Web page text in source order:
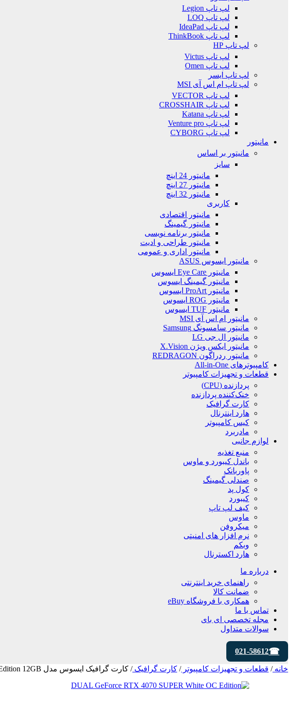
لپ تاپ Legion
لپ تاپ LOQ
لپ تاپ IdeaPad
لپ تاپ ThinkBook
لپ تاپ HP
لپ تاپ Victus
لپ تاپ Omen
لپ تاپ ایسر
لپ تاپ ام اس آی MSI
لپ تاپ VECTOR
لپ تاپ CROSSHAIR
لپ تاپ Katana
لپ تاپ Venture pro
لپ تاپ CYBORG
مانیتور
مانیتور بر اساس
سایز
مانیتور 24 اینچ
مانیتور 27 اینچ
مانیتور 32 اینچ
کاربری
مانیتور اقتصادی
مانیتور گیمینگ
مانیتور برنامه نویسی
مانیتور طراحی و ادیت
مانیتور اداری و عمومی
مانیتور ایسوس ASUS
مانیتور Eye Care ایسوس
مانیتور گیمینگ ایسوس
مانیتور ProArt ایسوس
مانیتور ROG ایسوس
مانیتور TUF ایسوس
مانیتور ام اس آی MSI
مانیتور سامسونگ Samsung
مانیتور ال جی LG
مانیتور ایکس ویژن X.Vision
مانیتور ردراگون REDRAGON
کامپیوترهای All-in-One
قطعات و تجهیزات کامپیوتر
پردازنده (CPU)
خنک‌کننده پردازنده
کارت گرافیک
هارد اینترنال
کیس کامپیوتر
مادربرد
لوازم جانبی
منبع تغذیه
باندل کیبورد و ماوس
پاوربانک
صندلی گیمینگ
کول پد
کیبورد
کیف لپ تاپ
ماوس
میکروفن
نرم افزار های امنیتی
وبکم
هارد اکسترنال
درباره ما
راهنمای خرید اینترنتی
ضمانت کالا
همکاری با فروشگاه eBuy
تماس با ما
مجله تخصصی ای‌ بای
سوالات متداول
021-58612
خانه/ قطعات و تجهیزات کامپیوتر/ کارت گرافیک/ کارت گرافیک ایسوس مدل DUAL GeForce RTX 4070 SUPER White OC Edition 12GB